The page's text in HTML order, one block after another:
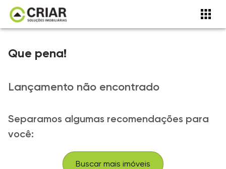
Que pena!
Lançamento não encontrado
Separamos algumas recomendações para
você:
Buscar mais imóveis